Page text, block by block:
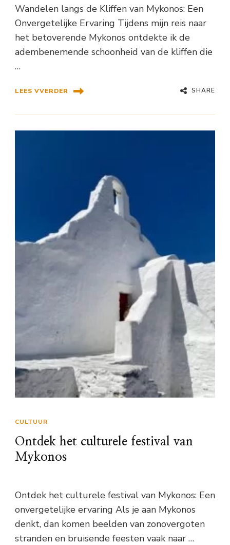
Wandelen langs de Kliffen van Mykonos: Een
Onvergetelijke Ervaring Tijdens mijn reis naar
het betoverende Mykonos ontdekte ik de
adembenemende schoonheid van de kliffen die
…
LEES VVERDER SHARE
CULTUUR
Ontdek het culturele festival van
Mykonos
Ontdek het culturele festival van Mykonos: Een
onvergetelijke ervaring Als je aan Mykonos
denkt, dan komen beelden van zonovergoten
stranden en bruisende feesten vaak naar …